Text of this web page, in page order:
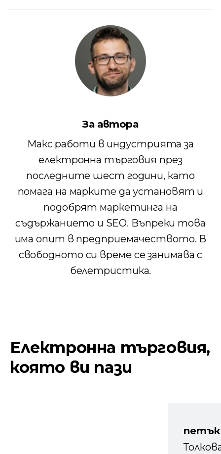
За автора
Макс работи в индустрията за
електронна търговия през
последните шест години, като
помага на марките да установят и
подобрят маркетинга на
съдържанието и SEO. Въпреки това
има опит в предприемачеството. В
свободното си време се занимава с
белетристика.
Електронна търговия,
която ви пази